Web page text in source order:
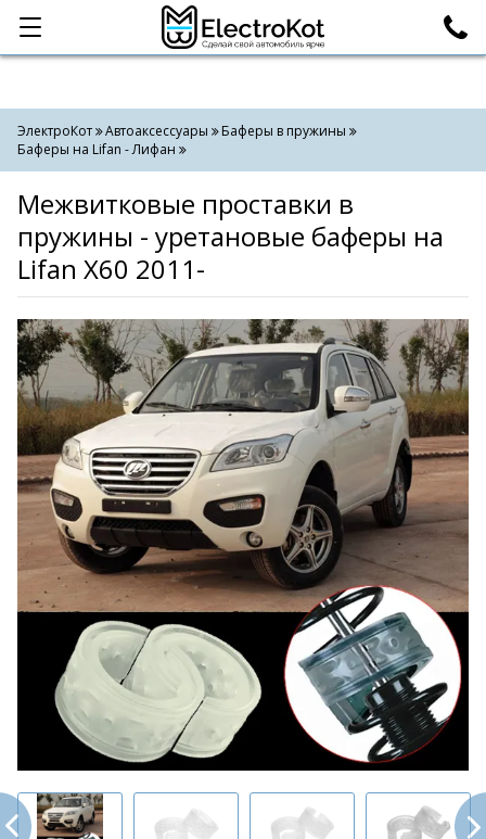
Категории Поиск
ЭлектроКот Автоаксессуары
Баферы в пружины
Баферы на Lifan - Лифан
Межвитковые проставки в
пружины - уретановые баферы на
Lifan X60 2011-